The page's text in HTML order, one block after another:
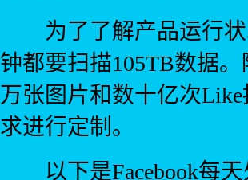
为了了解产品运行状
钟都要扫描105TB数据
万张图片和数十亿次
求进行定制。
以下是Facebook每天